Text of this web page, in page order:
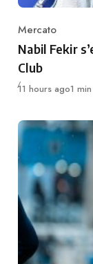
Category
Mercato
Nabil Fekir
Club
Publié
11 hours ago1